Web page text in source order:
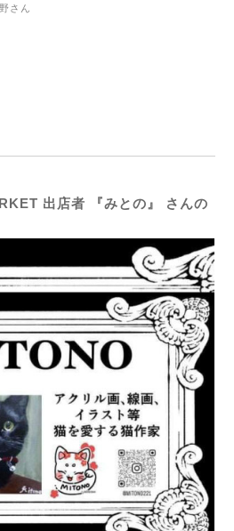
さん
出店者 『みとの』 さんの